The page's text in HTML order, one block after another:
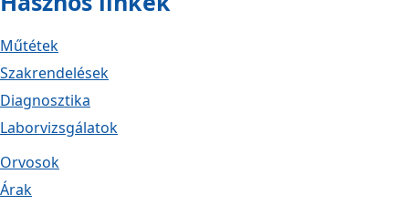
Műtétek
Szakrendelések
Diagnosztika
Laborvizsgálatok
Orvosok
Árak